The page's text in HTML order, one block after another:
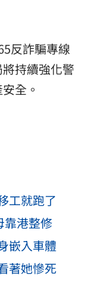
反詐騙專線
持續強化警
全。
工就跑了
靠港整修
嵌入車體
著她慘死